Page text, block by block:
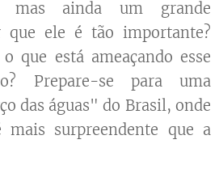
mas ainda um grande
que ele é tão importante?
que está ameaçando esse
Prepare-se para uma
das águas" do Brasil, onde
mais surpreendente que a